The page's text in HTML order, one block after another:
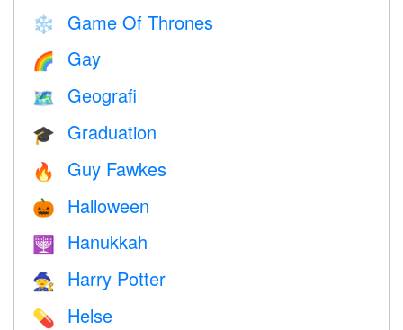
❄️ Game Of Thrones
🌈 Gay
🗺 Geografi
🎓 Graduation
🔥 Guy Fawkes
🎃 Halloween
🕎 Hanukkah
🧙 Harry Potter
💊 Helse